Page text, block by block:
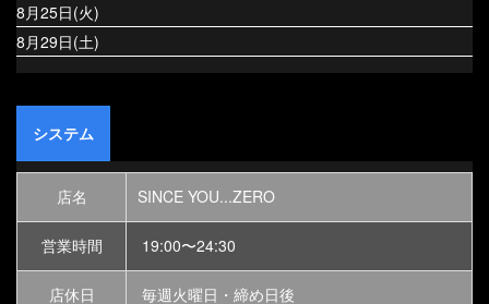
8月25日(火)
8月29日(土)
システム
店名 SINCE YOU...ZERO
営業時間 19:00〜24:30
店休日 毎週火曜日・締め日後